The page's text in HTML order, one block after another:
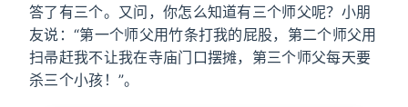
答了有三个。又问，你怎么知道有三个师父呢？小朋
友说：“第一个师父用竹条打我的屁股，第二个师父用
扫帚赶我不让我在寺庙门口摆摊，第三个师父每天要
杀三个小孩！”。